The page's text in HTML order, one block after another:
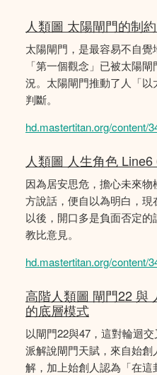
人類圖 太陽閘門的制
太陽閘門，是最容易不自
「第一個觀念」已被太陽
況。太陽閘門推動了人「
判斷。
hd.mastertitan.org/content/
人類圖 人生角色
因為居安思危，擔心未來
方說話，便自以為明白，
以後，開口多是負面否定
教比意見。
hd.mastertitan.org/content/
高階人類圖 閘門22 與
的底層模式
以閘門22與47，這對輪迴
派解說閘門天賦，來自始
解，加上始創人認為「在